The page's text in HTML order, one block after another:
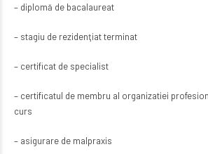
– diplomă de bacalaureat
– stagiu de rezidenţiat terminat
– certificat de specialist
– certificatul de membru al organizatiei
curs
– asigurare de malpraxis